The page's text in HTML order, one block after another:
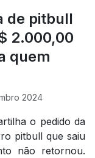
de pitbull
2.000,00
quem
2024
o pedido da
pitbull que saiu
não retornou.